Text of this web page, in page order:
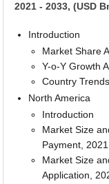
2021 - 2033, (USD
Introduction
Market Share
Y-o-Y Growth
Country Trends
North America
Introduction
Market Size
Payment,
Market Size
Application,